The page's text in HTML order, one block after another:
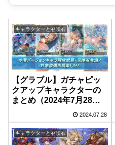
キャラクターと召喚石
【グラブル】ガチャピッ
クアップキャラクターの
まとめ（2024年7月28日
2024.07.28
キャラクターと召喚石